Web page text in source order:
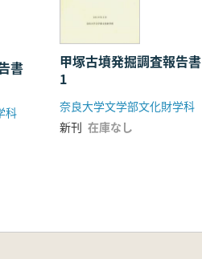
書
科
甲塚古墳発掘調査報告書
1
奈良大学文学部文化財学科
新刊 在庫なし